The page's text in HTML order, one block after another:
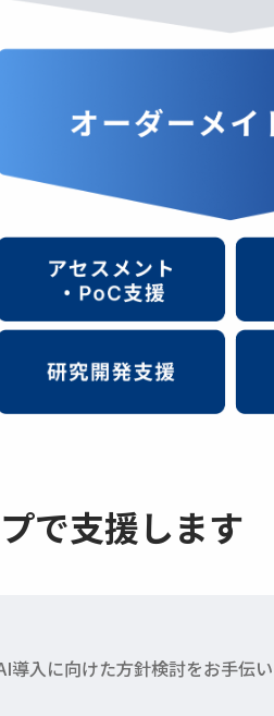
で支援します
導入に向けた方針検討をお手伝い